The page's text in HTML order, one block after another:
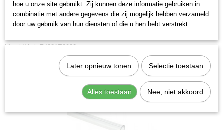
Metal Work Z4081E0922
€ 63,40
hoe u onze site gebruikt. Zij kunnen deze informatie gebruiken in
combinatie met andere gegevens die zij mogelijk hebben verzameld
door uw gebruik van hun diensten of die u hen hebt verstrekt.
Later opnieuw tonen Selectie toestaan
Alles toestaan Nee, niet akkoord